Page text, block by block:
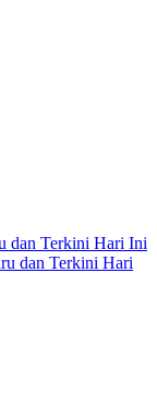
dan Terkini Hari Ini
dan Terkini Hari